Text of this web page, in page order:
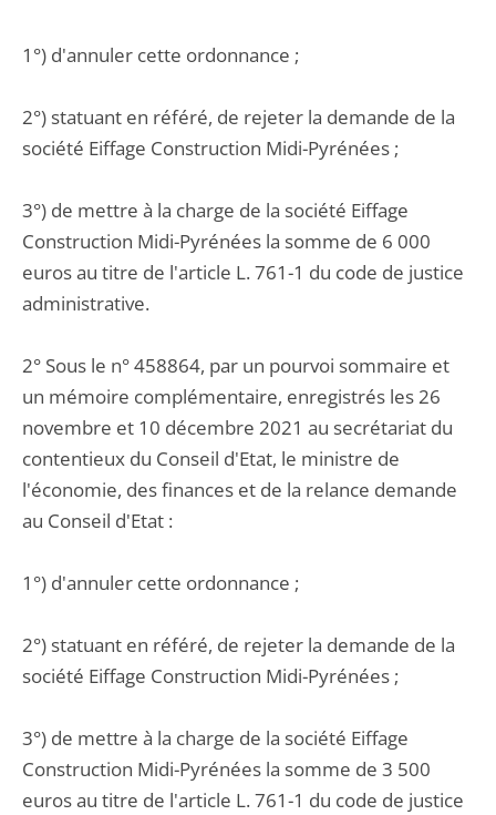
1°) d'annuler cette ordonnance ;
2°) statuant en référé, de rejeter la demande de la
société Eiffage Construction Midi-Pyrénées ;
3°) de mettre à la charge de la société Eiffage
Construction Midi-Pyrénées la somme de 6 000
euros au titre de l'article L. 761-1 du code de justice
administrative.
2° Sous le n° 458864, par un pourvoi sommaire et
un mémoire complémentaire, enregistrés les 26
novembre et 10 décembre 2021 au secrétariat du
contentieux du Conseil d'Etat, le ministre de
l'économie, des finances et de la relance demande
au Conseil d'Etat :
1°) d'annuler cette ordonnance ;
2°) statuant en référé, de rejeter la demande de la
société Eiffage Construction Midi-Pyrénées ;
3°) de mettre à la charge de la société Eiffage
Construction Midi-Pyrénées la somme de 3 500
euros au titre de l'article L. 761-1 du code de justice